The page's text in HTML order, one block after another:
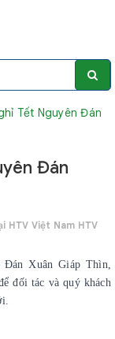
Tết Nguyên Đán
Đán
HTV Việt Nam HTV
Đán Xuân Giáp Thìn,
đối tác và quý khách